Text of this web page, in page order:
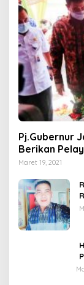
Pj.Gubernur
Berikan
Maret 19, 2021